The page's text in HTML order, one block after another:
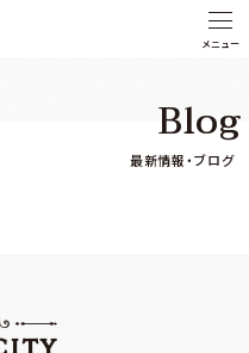
Blog
最新情報・ブログ